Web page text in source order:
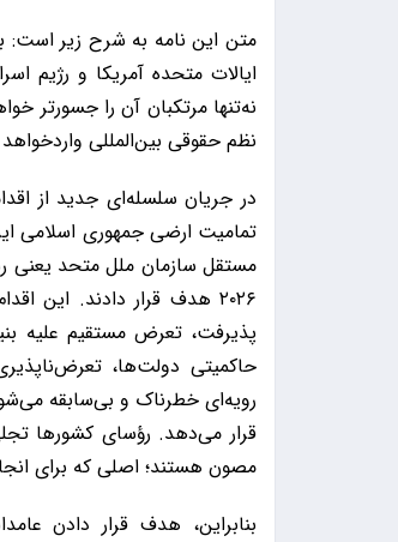
متن این نامه به شرح زیر است:
ایالات متحده آمریکا و رژیم
نه‌تنها مرتکبان آن را جسورتر
نظم حقوقی بین‌المللی
در جریان سلسله‌ای جدید از
تمامیت ارضی جمهوری اسلامی
پذیرفت، تعرض مستقیم علیه
حاکمیتی دولت‌ها،
رویه‌ای خطرناک و بی‌سابقه
قرار می‌دهد. رؤسای کشورها
مصون هستند؛ اصلی که برای
بنابراین، هدف قرار دادن